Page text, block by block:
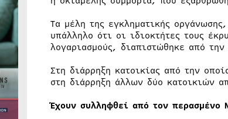
Τα μέλη της εγκληματικής
υπάλληλο ότι οι ιδιοκτήτες τους
λογαριασμούς, διαπιστώθηκε από
Στη διάρρηξη κατοικίας από την
στη διάρρηξη άλλων δύο κατοικιών
Έχουν συλληφθεί από τον περασμένο